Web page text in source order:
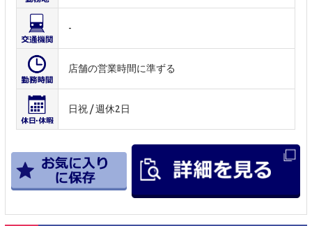
-
店舗の営業時間に準ずる
日祝 / 週休2日